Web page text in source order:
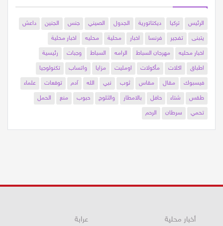
الرئيس تركيا ديكتاتورية الجدول الصيني جنس الجنين
داعش
يتبنى
تفجير فرنسا اخبار محلية محليه
اخبار محلية
اخبار محليه
مهرجان السباط الرامه السباط وجبات
رئيسية
اطباق
اكلات مأكولات اومليت مزايا واتساب
تكنولوجيا
فيسبوك
مقال مقاس ثوب نبي الله آدم توقعات
علماء
طقس
شتاء حافل بالامطار والثلوج حبوب منع
الحمل
تحمي
سرطان الرحم
أخبار محلية
عرابة